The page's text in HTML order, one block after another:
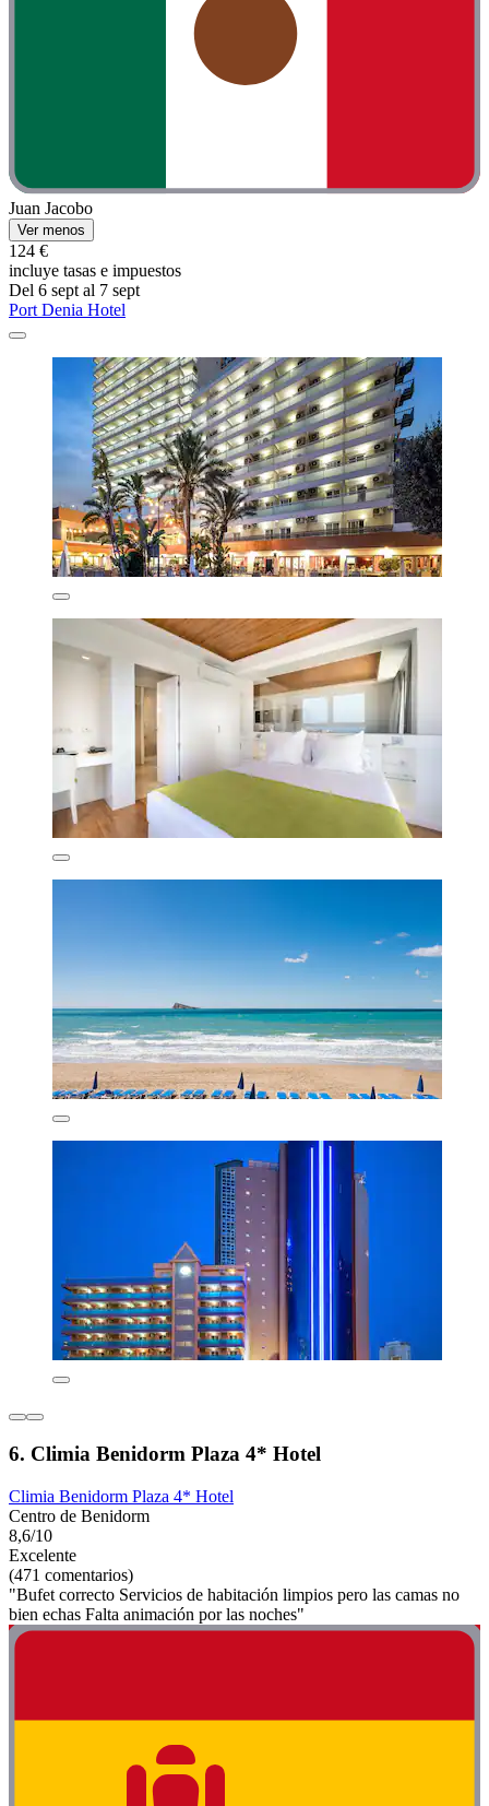
Juan Jacobo
Ver menos
124 €
incluye tasas e impuestos
Del 6 sept al 7 sept
Port Denia Hotel
6. Climia Benidorm Plaza 4* Hotel
Climia Benidorm Plaza 4* Hotel
Centro de Benidorm
8,6/10
Excelente
(471 comentarios)
"Bufet correcto Servicios de habitación limpios pero las camas no
bien echas Falta animación por las noches"